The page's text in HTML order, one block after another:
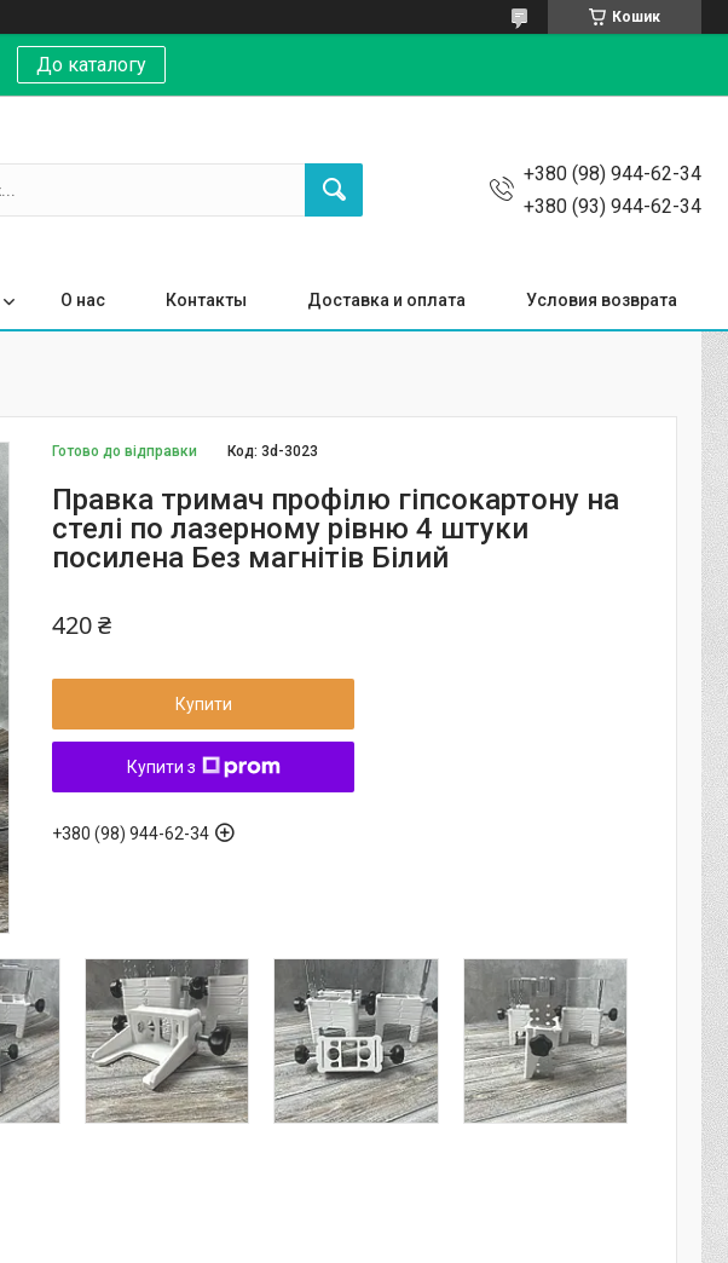
Кошик
До каталогу
+380 (98) 944-62-34
+380 (93) 944-62-34
О нас Контакты Доставка и оплата Условия возврата
Готово до відправки Код:3d-3023
Правка тримач профілю гіпсокартону на
стелі по лазерному рівню 4 штуки
посилена Без магнітів Білий
420 ₴
Купити
Купити з
+380 (98) 944-62-34